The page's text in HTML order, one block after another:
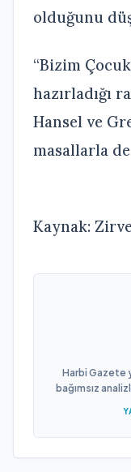
olduğunu
“Bizim
hazırladığı
Hansel ve
masallarla
Kaynak:
Harbi Gazete
bağımsız